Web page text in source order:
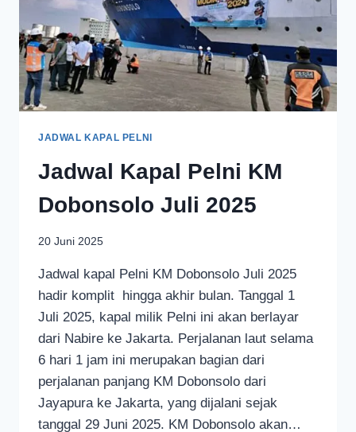
JADWAL KAPAL PELNI
Jadwal Kapal Pelni KM
Dobonsolo Juli 2025
20 Juni 2025
Jadwal kapal Pelni KM Dobonsolo Juli 2025
hadir komplit hingga akhir bulan. Tanggal 1
Juli 2025, kapal milik Pelni ini akan berlayar
dari Nabire ke Jakarta. Perjalanan laut selama
6 hari 1 jam ini merupakan bagian dari
perjalanan panjang KM Dobonsolo dari
Jayapura ke Jakarta, yang dijalani sejak
tanggal 29 Juni 2025. KM Dobonsolo akan…